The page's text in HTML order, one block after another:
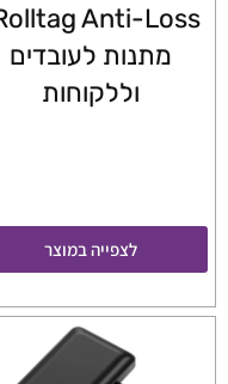
מתנות לעובדים
וללקוחות
לצפייה במוצר